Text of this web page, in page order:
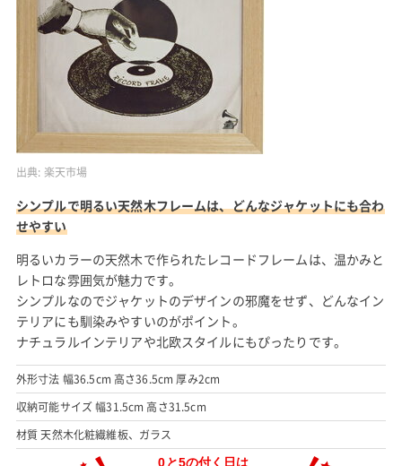
出典: 楽天市場
シンプルで明るい天然木フレームは、どんなジャケットにも合わ
せやすい
明るいカラーの天然木で作られたレコードフレームは、温かみと
レトロな雰囲気が魅力です。
シンプルなのでジャケットのデザインの邪魔をせず、どんなイン
テリアにも馴染みやすいのがポイント。
ナチュラルインテリアや北欧スタイルにもぴったりです。
外形寸法 幅36.5cm 高さ36.5cm 厚み2cm
収納可能サイズ 幅31.5cm 高さ31.5cm
材質 天然木化粧繊維板、ガラス